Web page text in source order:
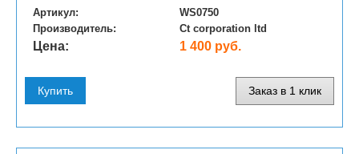
Артикул:
WS0750
Производитель:
Ct corporation ltd
Цена: 1 400 руб.
Купить Заказ в 1 клик